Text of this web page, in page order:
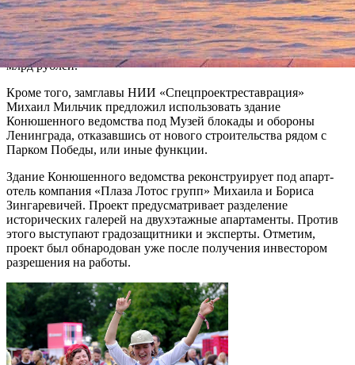
Правда, оговорился Николай Буров, в данный момент у музея
и, скорее всего, у города нет средств на реставрацию и
приспособление галерей. По оценке главы «Студии 44»
Никиты Явейна, стоимость работ может составлять от 1 до 2
млрд рублей.
Кроме того, замглавы НИИ «Спецпроектреставрация»
Михаил Мильчик предложил использовать здание
Конюшенного ведомства под Музей блокады и обороны
Ленинграда, отказавшись от нового строительства рядом с
Парком Победы, или иные функции.
Здание Конюшенного ведомства реконструирует под апарт-
отель компания «Плаза Лотос групп» Михаила и Бориса
Зингаревичей. Проект предусматривает разделение
исторических галерей на двухэтажные апартаменты. Против
этого выступают градозащитники и эксперты. Отметим,
проект был обнародован уже после получения инвестором
разрешения на работы.